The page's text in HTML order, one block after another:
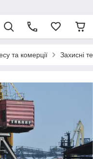
та комерції Захисні